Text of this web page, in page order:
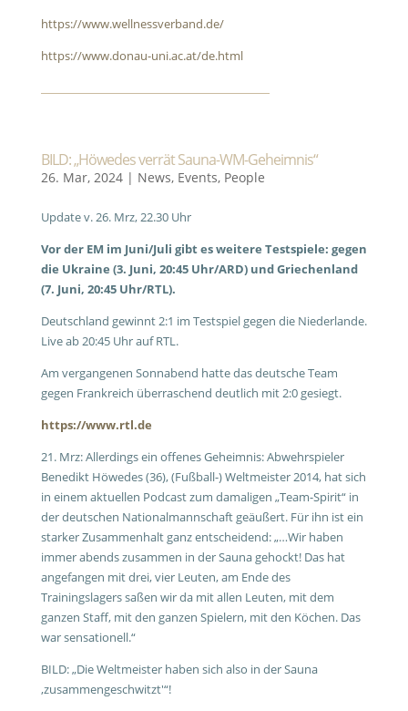
https://www.wellnessverband.de/
https://www.donau-uni.ac.at/de.html
BILD: „Höwedes verrät Sauna-WM-Geheimnis“
26. Mar, 2024| News, Events, People
Update v. 26. Mrz, 22.30 Uhr
Vor der EM im Juni/Juli gibt es weitere Testspiele: gegen
die Ukraine (3. Juni, 20:45 Uhr/ARD) und Griechenland
(7. Juni, 20:45 Uhr/RTL).
Deutschland gewinnt 2:1 im Testspiel gegen die Niederlande.
Live ab 20:45 Uhr auf RTL.
Am vergangenen Sonnabend hatte das deutsche Team
gegen Frankreich überraschend deutlich mit 2:0 gesiegt.
https://www.rtl.de
21. Mrz: Allerdings ein offenes Geheimnis: Abwehrspieler
Benedikt Höwedes (36), (Fußball-) Weltmeister 2014, hat sich
in einem aktuellen Podcast zum damaligen „Team-Spirit“ in
der deutschen Nationalmannschaft geäußert. Für ihn ist ein
starker Zusammenhalt ganz entscheidend: „…Wir haben
immer abends zusammen in der Sauna gehockt! Das hat
angefangen mit drei, vier Leuten, am Ende des
Trainingslagers saßen wir da mit allen Leuten, mit dem
ganzen Staff, mit den ganzen Spielern, mit den Köchen. Das
war sensationell.“
BILD: „Die Weltmeister haben sich also in der Sauna
‚zusammengeschwitzt'“!